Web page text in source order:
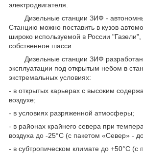
электродвигателя.
Дизельные станции ЗИФ -
Станцию можно поставить в кузов
широко используемой в России "Газели",
собственное шасси.
Дизельные станции ЗИФ
эксплуатации под открытым небом в
экстремальных условиях:
- в открытых карьерах с высоким
воздухе;
- в условиях разряженной атмосферы;
- в районах крайнего севера при
воздуха до -25°С (с пакетом «Север» -
- в субтропическом климате до +50°С (с